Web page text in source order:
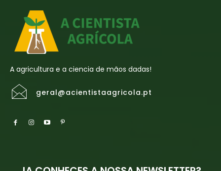
A agricultura e a ciencia de mãos dadas!
geral@acientistaagricola.pt